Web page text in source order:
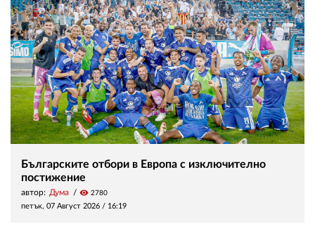
Българските отбори в Европа с изключително
постижение
автор: Дума visibility 2780
петък, 07 Август 2026 / 16:19